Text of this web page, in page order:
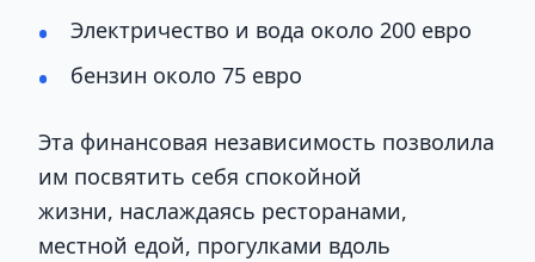
Электричество и вода около 200 евро
бензин около 75 евро
Эта финансовая независимость позволила
им посвятить себя спокойной
жизни, наслаждаясь ресторанами,
местной едой, прогулками вдоль